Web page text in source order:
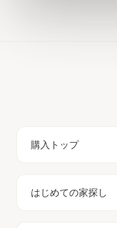
購入トップ
はじめての家探し